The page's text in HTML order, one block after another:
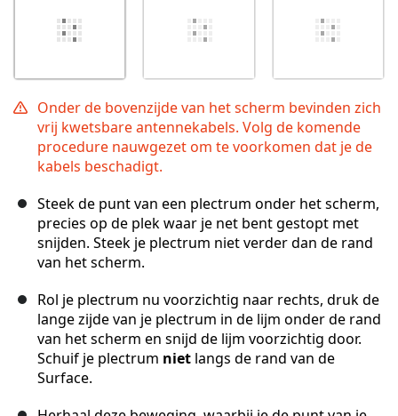
Onder de bovenzijde van het scherm bevinden zich
vrij kwetsbare antennekabels. Volg de komende
procedure nauwgezet om te voorkomen dat je de
kabels beschadigt.
Steek de punt van een plectrum onder het scherm,
precies op de plek waar je net bent gestopt met
snijden. Steek je plectrum niet verder dan de rand
van het scherm.
Rol je plectrum nu voorzichtig naar rechts, druk de
lange zijde van je plectrum in de lijm onder de rand
van het scherm en snijd de lijm voorzichtig door.
Schuif je plectrum niet langs de rand van de
Surface.